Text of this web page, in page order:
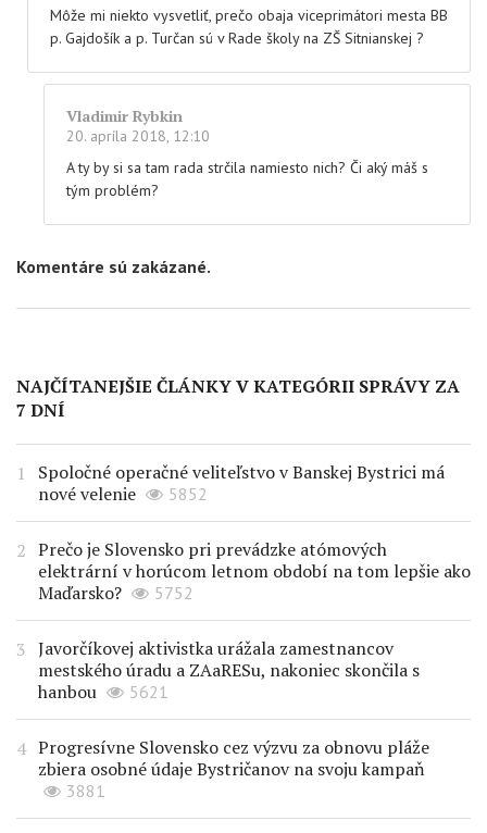
Môže mi niekto vysvetliť, prečo obaja viceprimátori mesta BB
p. Gajdošík a p. Turčan sú v Rade školy na ZŠ Sitnianskej ?
Vladimir Rybkin
20. apríla 2018, 12:10
A ty by si sa tam rada strčila namiesto nich? Či aký máš s
tým problém?
Komentáre sú zakázané.
NAJČÍTANEJŠIE ČLÁNKY V KATEGÓRII SPRÁVY ZA
7 DNÍ
Spoločné operačné veliteľstvo v Banskej Bystrici má
nové velenie
5852
Prečo je Slovensko pri prevádzke atómových
elektrární v horúcom letnom období na tom lepšie ako
Maďarsko?
5752
Javorčíkovej aktivistka urážala zamestnancov
mestského úradu a ZAaRESu, nakoniec skončila s
hanbou
5621
Progresívne Slovensko cez výzvu za obnovu pláže
zbiera osobné údaje Bystričanov na svoju kampaň
3881